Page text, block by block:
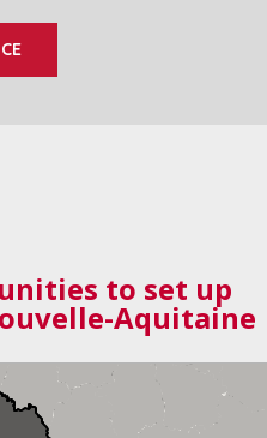
to set up
Aquitaine